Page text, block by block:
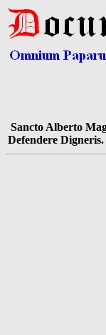
Sancto Alberto
Defendere Digneris.